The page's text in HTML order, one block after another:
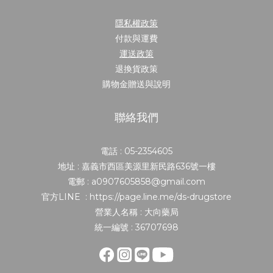
隱私權政策
付款與運費
運送政策
退換貨政策
購物金贈送與說明
聯絡我們
電話 : 05-2354605
地址 : 嘉義市西區美源里新民路636號一樓
電郵 : a0907605858@gmail.com
官方LINE : https://page.line.me/ds-drugstore
營業人名稱 : 大向藥局
統一編號 : 36707698